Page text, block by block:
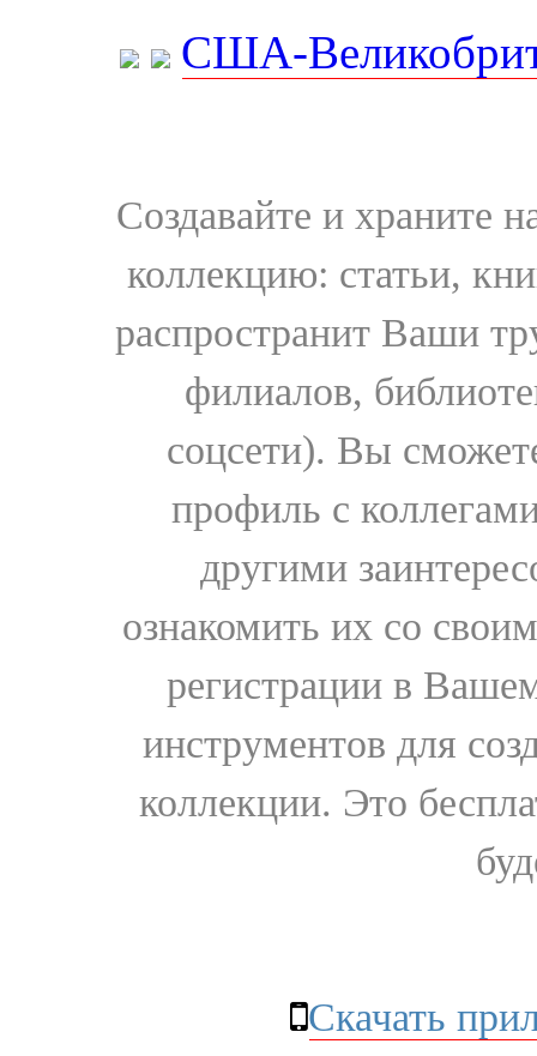
США-
Создавайте и храните
коллекцию: статьи,
распространит Ваши
филиалов,
соцсети). Вы
профиль с
другими
ознакомить их со
регистрации в
инструментов для
коллекции. Это
Скачать